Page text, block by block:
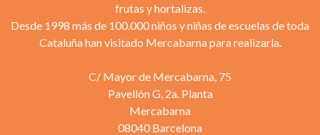
frutas y hortalizas.
Desde 1998 más de 100.000 niños y niñas de escuelas de toda
Cataluña han visitado Mercabarna para realizarla.
C/ Mayor de Mercabarna, 75
Pavellón G, 2a. Planta
Mercabarna
08040 Barcelona